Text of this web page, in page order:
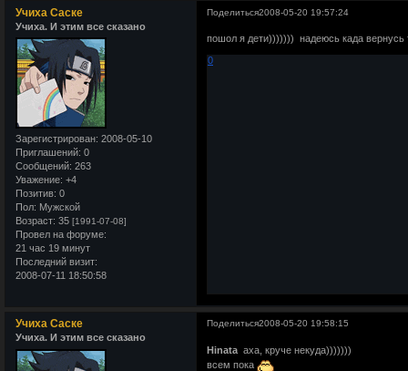
Поделиться2008-05-20 19:57:24
Учиха Саске
Учиха. И этим все сказано
Зарегистрирован: 2008-05-10
Приглашений: 0
Сообщений: 263
Уважение: +4
Позитив: 0
Пол: Мужской
Возраст: 35 [1991-07-08]
Провел на форуме:
21 час 19 минут
Последний визит:
2008-07-11 18:50:58
пошол я дети))))))) надеюсь када
0
Поделиться2008-05-20 19:58:15
Учиха Саске
Учиха. И этим все сказано
Hinata аха, круче некуда)))))))
всем пока